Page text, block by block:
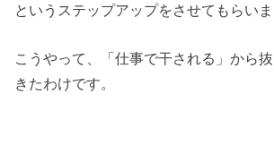
というステップアップをさせてもらいま
こうやって、「仕事で干される」から
きたわけです。